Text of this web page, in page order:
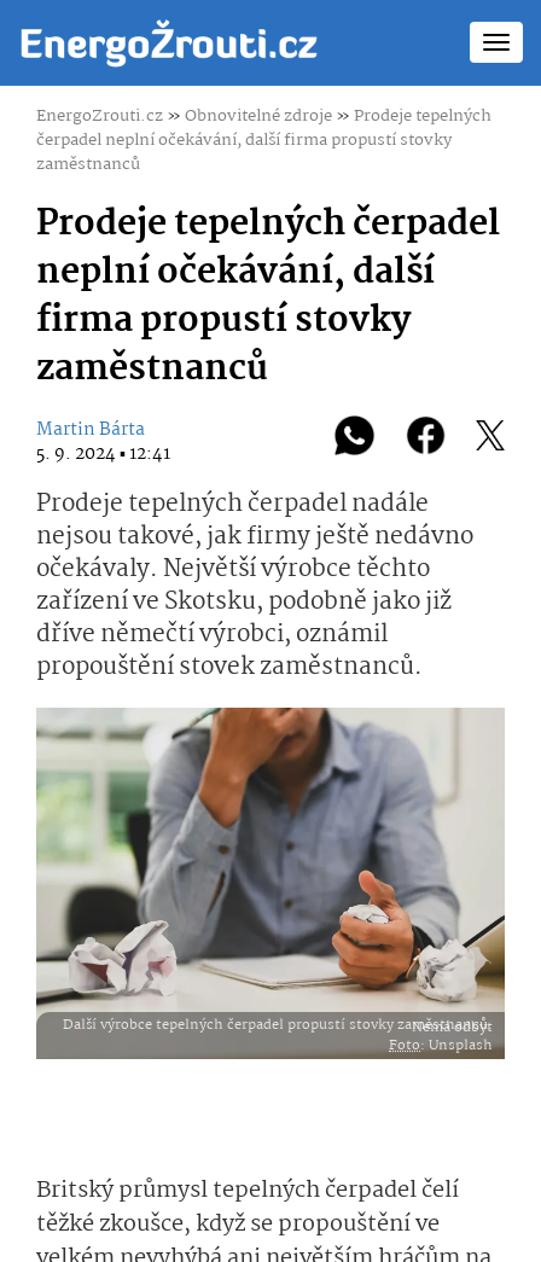
EnergoZrouti.cz»Obnovitelné zdroje»Prodeje tepelných
čerpadel neplní očekávání, další firma propustí stovky
zaměstnanců
Prodeje tepelných čerpadel
neplní očekávání, další
firma propustí stovky
zaměstnanců
Martin Bárta
5. 9. 2024 ▪ 12:41
Prodeje tepelných čerpadel nadále
nejsou takové, jak firmy ještě nedávno
očekávaly. Největší výrobce těchto
zařízení ve Skotsku, podobně jako již
dříve němečtí výrobci, oznámil
propouštění stovek zaměstnanců.
Další výrobce tepelných čerpadel propustí stovky zaměstnanců. Nemá odbyt
Foto: Unsplash
Britský průmysl tepelných čerpadel čelí
těžké zkoušce, když se propouštění ve